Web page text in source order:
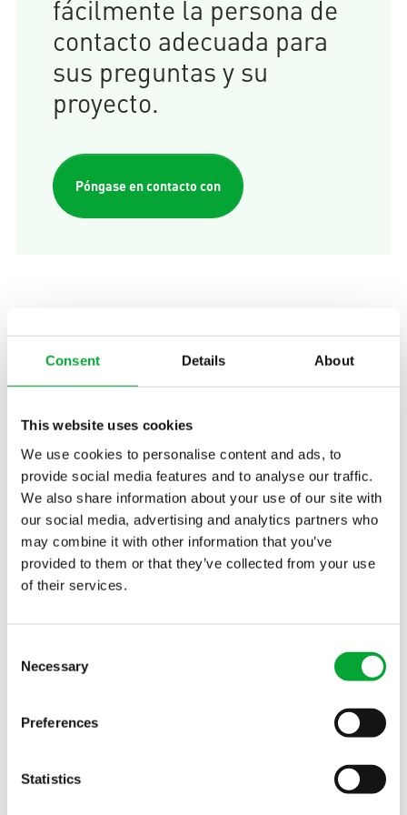
Consent Details About
This website uses cookies
We use cookies to personalise content and ads, to
provide social media features and to analyse our traffic.
We also share information about your use of our site with
our social media, advertising and analytics partners who
may combine it with other information that you’ve
provided to them or that they’ve collected from your use
of their services.
Selection
Necessary
Preferences
Statistics
fácilmente la persona de
contacto adecuada para
sus preguntas y su
proyecto.
Póngase en contacto con
Ibérica
Oficina Madrid
C/ Carpinteros, 15
Tel. +34 91 380 66 08
info(at)aquatherm.es
Oficina Barcelona
Avenida de la Marina 12
08830 Sant Boi de Llobregat, Barcelona
info(at)aquatherm.es